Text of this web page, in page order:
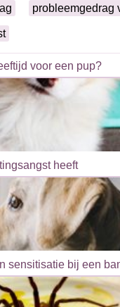
probleemgedrag
voor een pup?
heeft
sensitisatie bij een